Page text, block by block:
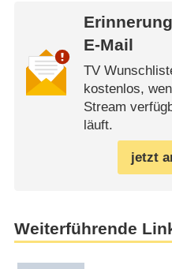
E-Mail
TV
kostenlos,
Stream
läuft.
jetzt
Weiterführende